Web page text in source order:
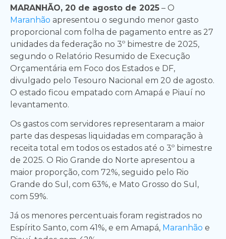
MARANHÃO, 20 de agosto de 2025 – O
Maranhão apresentou o segundo menor gasto
proporcional com folha de pagamento entre as 27
unidades da federação no 3º bimestre de 2025,
segundo o Relatório Resumido de Execução
Orçamentária em Foco dos Estados e DF,
divulgado pelo Tesouro Nacional em 20 de agosto.
O estado ficou empatado com Amapá e Piauí no
levantamento.
Os gastos com servidores representaram a maior
parte das despesas liquidadas em comparação à
receita total em todos os estados até o 3º bimestre
de 2025. O Rio Grande do Norte apresentou a
maior proporção, com 72%, seguido pelo Rio
Grande do Sul, com 63%, e Mato Grosso do Sul,
com 59%.
Já os menores percentuais foram registrados no
Espírito Santo, com 41%, e em Amapá, Maranhão e